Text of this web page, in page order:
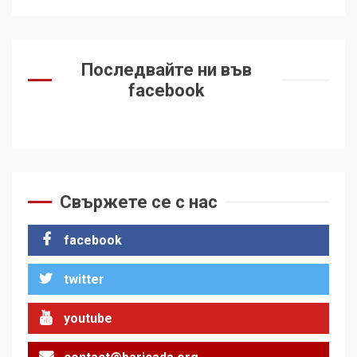
Последвайте ни във
facebook
Свържете се с нас
facebook
twitter
youtube